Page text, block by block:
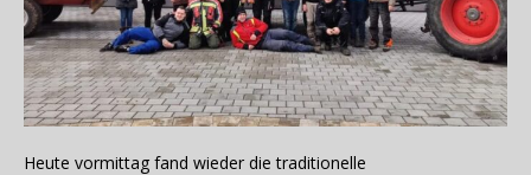
Heute vormittag fand wieder die traditionelle